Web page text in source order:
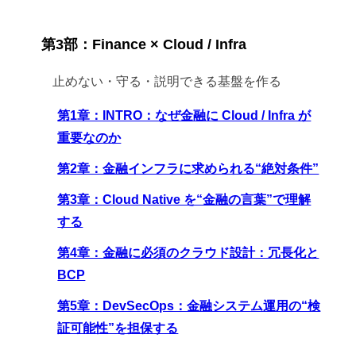
第3部：Finance × Cloud / Infra
止めない・守る・説明できる基盤を作る
第1章：INTRO：なぜ金融に Cloud / Infra が
重要なのか
第2章：金融インフラに求められる“絶対条件”
第3章：Cloud Native を“金融の言葉”で理解
する
第4章：金融に必須のクラウド設計：冗長化と
BCP
第5章：DevSecOps：金融システム運用の“検
証可能性”を担保する